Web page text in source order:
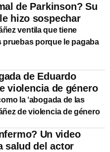
de Parkinson? Su
hizo sospechar
ventila que tiene
pruebas porque le pagaba
de Eduardo
violencia de género
la ‘abogada de las
de violencia de género
Un video
salud del actor